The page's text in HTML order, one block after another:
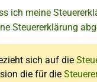
ich meine
Steuererklärung
sich auf die
die für die